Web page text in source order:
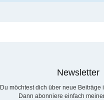
Newsletter
Du möchtest dich über neue Beiträge
Dann abonniere einfach